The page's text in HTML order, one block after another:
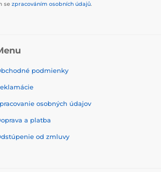
se zpracováním osobních údajů.
podmienky
osobných údajov
a platba
od zmluvy